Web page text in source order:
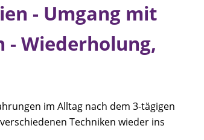
- Umgang mit
Wiederholung,
im Alltag nach dem 3-tägigen
Techniken wieder ins